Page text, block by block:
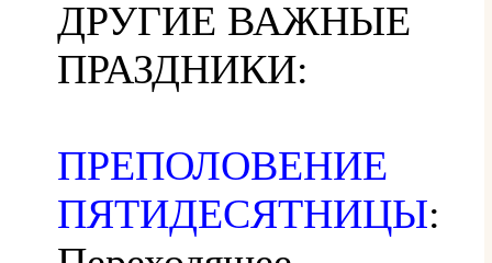
ДРУГИЕ ВАЖНЫЕ
ПРАЗДНИКИ:
ПРЕПОЛОВЕНИЕ
ПЯТИДЕСЯТНИЦЫ: